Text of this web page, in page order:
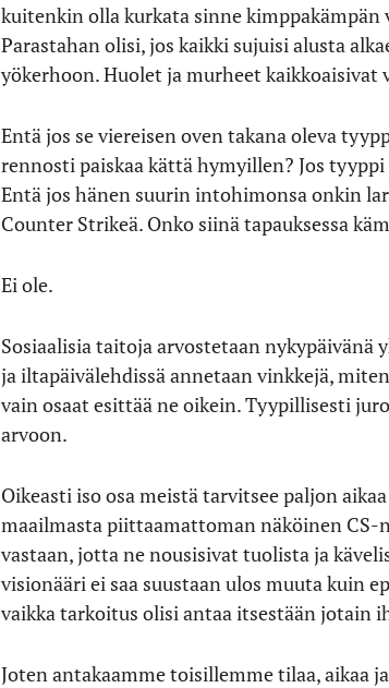
kuitenkin olla kurkata sinne
Parastahan olisi, jos kaikki sujuisi alusta
yökerhoon. Huolet ja murheet kaikkoaisivat
Entä jos se viereisen oven takana oleva
rennosti paiskaa kättä hymyillen? Jos
Entä jos hänen suurin intohimonsa onkin
Counter Strikeä. Onko siinä tapauksessa
Ei ole.
Sosiaalisia taitoja arvostetaan nykypäivänä
ja iltapäivälehdissä annetaan vinkkejä,
vain osaat esittää ne oikein. Tyypillisesti
arvoon.
Oikeasti iso osa meistä tarvitsee paljon
maailmasta piittaamattoman näköinen
vastaan, jotta ne nousisivat tuolista ja
visionääri ei saa suustaan ulos muuta kuin
vaikka tarkoitus olisi antaa itsestään jotain
Joten antakaamme toisillemme tilaa, aikaa